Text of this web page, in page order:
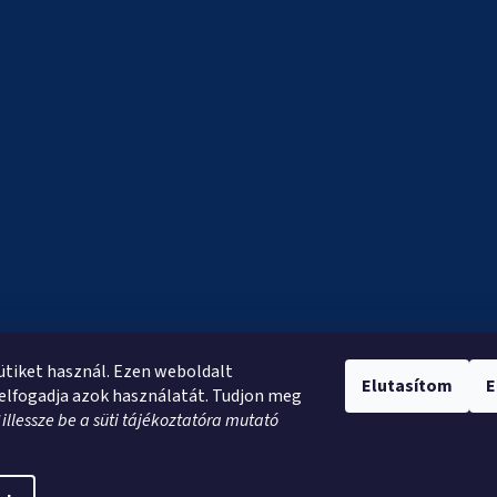
használ. Ezen weboldalt
azok használatát. Tudjon meg
illessze be a süti tájékoztatóra mutató
Elutasítom